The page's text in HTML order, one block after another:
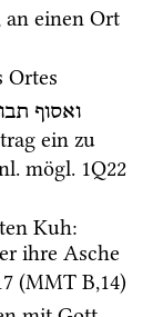
an einen Ort
Ortes
ואסוף
ein zu
mögl. 1Q22
Kuh
ihre Asche
(MMT B,14)